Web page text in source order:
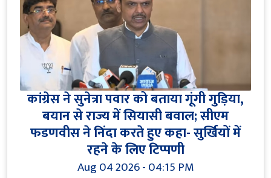
कांग्रेस ने सुनेत्रा पवार को बताया गूंगी गुड़िया,
बयान से राज्य में सियासी बवाल; सीएम
फडणवीस ने निंदा करते हुए कहा- सुर्खियों में
रहने के लिए टिप्पणी
Aug 04 2026 - 04:15 PM